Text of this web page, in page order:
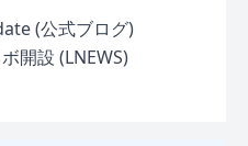
(公式ブログ)
開設 (LNEWS)